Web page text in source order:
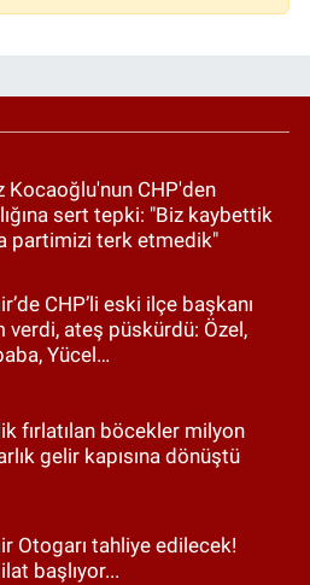
Kocaoğlu'nun CHP'den
sert tepki: "Biz kaybettik
partimizi terk etmedik"
CHP’li eski ilçe başkanı
verdi, ateş püskürdü: Özel,
Yücel…
fırlatılan böcekler milyon
gelir kapısına dönüştü
Otogarı tahliye edilecek!
başlıyor...